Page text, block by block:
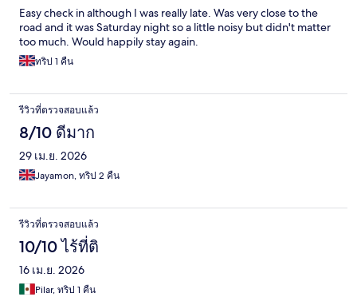
Easy check in although I was really late. Was very close to the
road and it was Saturday night so a little noisy but didn't matter
too much. Would happily stay again.
ทริป 1 คืน
รีวิวที่ตรวจสอบแล้ว
8/10 ดีมาก
29 เม.ย. 2026
Jayamon, ทริป 2 คืน
รีวิวที่ตรวจสอบแล้ว
10/10 ไร้ที่ติ
16 เม.ย. 2026
Pilar, ทริป 1 คืน